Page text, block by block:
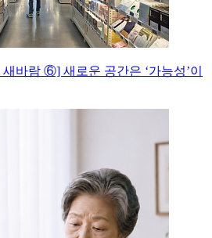
바람 ⑥] 새로운 공간은 ‘가능성’이